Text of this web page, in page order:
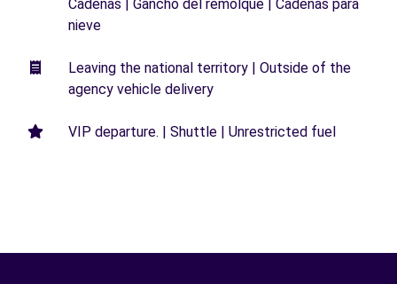
Cadenas | Gancho del remolque | Cadenas para
nieve
Leaving the national territory | Outside of the
agency vehicle delivery
VIP departure. | Shuttle | Unrestricted fuel